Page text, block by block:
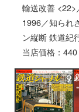
輸送改善
1996／知られ
ン縦断 鉄道紀
当店価格：440